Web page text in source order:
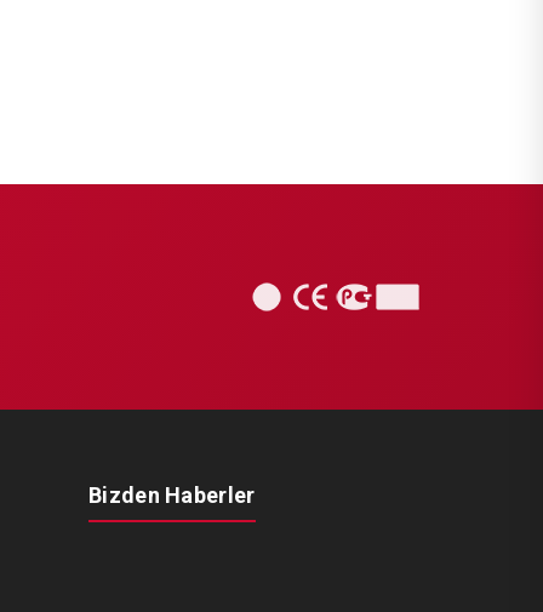
Bizden Haberler